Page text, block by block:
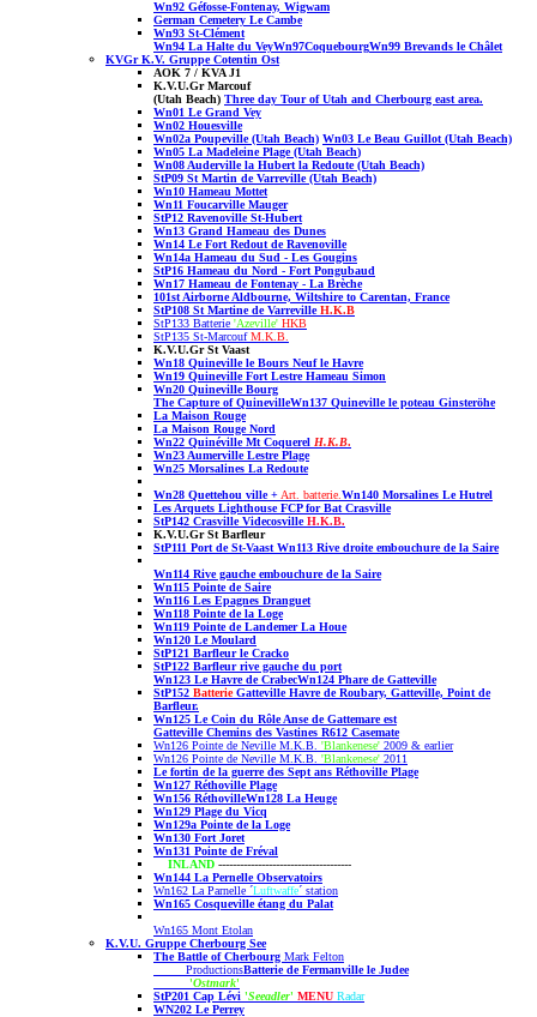
Wn92 Géfosse-Fontenay, Wigwam
German Cemetery Le Cambe
Wn93 St-Clément
Wn94 La Halte du VeyWn97CoquebourgWn99 Brevands le Châlet
KVGr K.V. Gruppe Cotentin Ost
AOK 7 / KVA J1
K.V.U.Gr Marcouf
(Utah Beach) Three day Tour of Utah and Cherbourg east area.
Wn01 Le Grand Vey
Wn02 Houesville
Wn02a Poupeville(Utah Beach) Wn03 Le Beau Guillot (Utah Beach)
Wn05 La Madeleine Plage (Utah Beach)
Wn08 Auderville la Hubert la Redoute(Utah Beach)
StP09 St Martin de Varreville(Utah Beach)
Wn10 Hameau Mottet
Wn11 Foucarville Mauger
StP12 Ravenoville St-Hubert
Wn13 Grand Hameau des Dunes
Wn14 Le Fort Redout de Ravenoville
Wn14a Hameau du Sud - Les Gougins
StP16 Hameau du Nord - Fort Pongubaud
Wn17 Hameau de Fontenay - La Brèche
101st Airborne Aldbourne, Wiltshire to Carentan, France
StP108 St Martine de VarrevilleH.K.B
StP133 Batterie 'Azeville' HKB
StP135 St-MarcoufM.K.B.
K.V.U.Gr St Vaast
Wn18 Quineville le Bours Neuf le Havre
Wn19 Quineville Fort Lestre Hameau Simon
Wn20 Quineville Bourg
The Capture of QuinevilleWn137 Quineville le poteau Ginsteröhe
La Maison Rouge
La Maison Rouge Nord
Wn22 Quinéville Mt Coquerel H.K.B.
Wn23 Aumerville Lestre Plage
Wn25 Morsalines La Redoute
Wn28 Quettehou ville+ Art. batterie. Wn140 Morsalines Le Hutrel
Les Arquets Lighthouse FCP for Bat Crasville
StP142 Crasville VidecosvilleH.K.B.
K.V.U.Gr St Barfleur
StP111 Port de St-Vaast Wn113 Rive droite embouchure de la Saire
Wn114 Rive gauche embouchure de la Saire
Wn115 Pointe de Saire
Wn116 Les Epagnes Dranguet
Wn118 Pointe de la Loge
Wn119 Pointe de Landemer La Houe
Wn120 Le Moulard
StP121 Barfleur le Cracko
StP122 Barfleur rive gauche du port
Wn123 Le Havre de CrabecWn124 Phare de Gatteville
StP152 BatterieGattevilleHavre de Roubary, Gatteville, Point de
Barfleur.
Wn125 Le Coin du Rôle Anse de Gattemare est
Gatteville Chemins des Vastines R612 Casemate
Wn126 Pointe de Neville M.K.B. 'Blankenese' 2009 & earlier
Wn126 Pointe de Neville M.K.B. 'Blankenese' 2011
Le fortin de la guerre des Sept ans Réthoville Plage
Wn127 Réthoville Plage
Wn156 RéthovilleWn128 La Heuge
Wn129 Plage du Vicq
Wn129a Pointe de la Loge
Wn130 Fort Joret
Wn131 Pointe de Fréval
INLAND -------------------------------------
Wn144 La Pernelle Observatoirs
Wn162 La Parnelle ´Luftwaffe´ station
Wn165 Cosqueville étang du Palat
Wn165 Mont Etolan
K.V.U. Gruppe Cherbourg See
The Battle of Cherbourg Mark Felton
ProductionsBatterie de Fermanville le Judee
'Ostmark'
StP201 Cap Lévi 'Seeadler' MENU Radar
WN202 Le Perrey